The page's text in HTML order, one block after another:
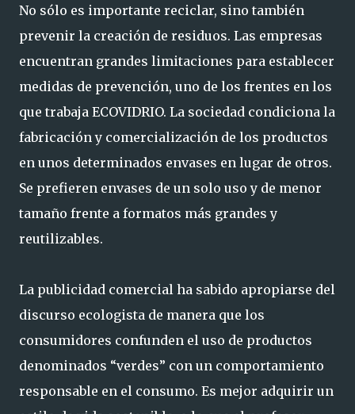
No sólo es importante reciclar, sino también
prevenir la creación de residuos. Las empresas
encuentran grandes limitaciones para establecer
medidas de prevención, uno de los frentes en los
que trabaja ECOVIDRIO. La sociedad condiciona la
fabricación y comercialización de los productos
en unos determinados envases en lugar de otros.
Se prefieren envases de un solo uso y de menor
tamaño frente a formatos más grandes y
reutilizables.
La publicidad comercial ha sabido apropiarse del
discurso ecologista de manera que los
consumidores confunden el uso de productos
denominados “verdes” con un comportamiento
responsable en el consumo. Es mejor adquirir un